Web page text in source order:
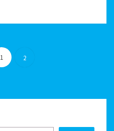
Seitennummerierung
der
Beiträge
1 2